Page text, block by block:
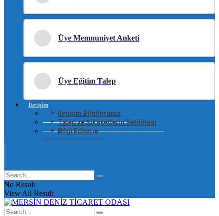
Üye Memnuniyet Anketi
Üye Eğitim Talep
İletişim
İletişim Bilgilerimiz
Talep ve Şikayetlerin İletilmesi
Bilgi Edinme
No Result
View All Result